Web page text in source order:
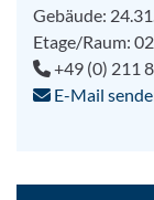
Gebäude: 24.31.
Etage/Raum:
+49 (0) 211
E-Mail